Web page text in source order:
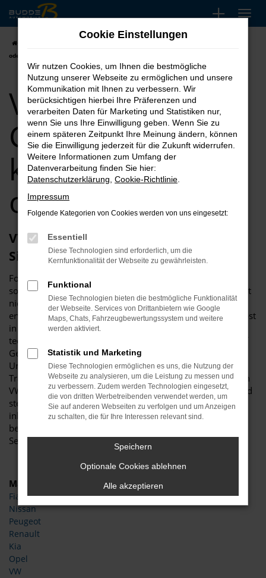
Zum
Hauptinhalt
springen
VW Golf Gebrauchtwagen kaufen, leasen
oder finanzieren
VW Golf
Gebrauchtwagen
kaufen, leasen
oder finanzieren
VW Golf Gebrauchtwagen – vertrauen
Sie einem Traditionsbetrieb
Folgt man den vielen Pannenstatistiken und Testberichten,
so macht man mit einem VW Golf Gebrauchtwagen absolut
nichts falsch. Wie die meisten Modelle dieses Herstellers,
erweist sich auch dieses Fahrzeug als langlebig und ist selbst
in älteren Auflagen auf einem erstaunlich fortschrittlichen
technischen Stand. Wer entsprechend nach einem VW Golf
Gebrauchtwagen Ausschau hält, trifft eine gute Wahl.
Unterstrichen wird dies, wenn Sie sich für einen
Traditionsbetrieb wie den unsrigen entscheiden. Wir bieten
VW Golf Gebrauchtwagen in zahlreichen Ausführungen und
stellen dabei einen einwandfreien Zustand sicher. Als
inhabergeführtes Autohaus existiert Automobile Budde
bereits seit mehr als 25 Jahre und steht seitdem für
Seriosität und eine exzellente Kundenbindung.
Marken
Fiat
Nissan
Peugeot
Renault
Kia
Opel
VW
Cookie Einstellungen
Wir nutzen Cookies, um Ihnen die bestmögliche
Nutzung unserer Webseite zu ermöglichen und unsere
Kommunikation mit Ihnen zu verbessern. Wir
berücksichtigen hierbei Ihre Präferenzen und
verarbeiten Daten für Marketing und Statistiken nur,
wenn Sie uns Ihre Einwilligung geben. Wenn Sie zu
einem späteren Zeitpunkt Ihre Meinung ändern, können
Sie die Einwilligung jederzeit für die Zukunft widerrufen.
Weitere Informationen zum Umfang der
Datenverarbeitung finden Sie hier:
Datenschutzerklärung Cookie-Richtlinie
Impressum
Folgende Kategorien von Cookies werden von uns eingesetzt:
Essentiell
Diese Technologien sind erforderlich, um die
Kernfunktionalität der Webseite zu gewährleisten.
Funktional
Diese Technologien bieten die bestmögliche Funktionalität
der Webseite. Services von Drittanbietern wie Google
Maps, Chats, Fahrzeugbewertungssystem und weitere
werden aktiviert.
Statistik und Marketing
Diese Technologien ermöglichen es uns, die Nutzung der
Webseite zu analysieren, um die Leistung zu messen und
zu verbessern. Zudem werden Technologien eingesetzt,
die von dritten Werbetreibenden verwendet werden, um
Sie auf anderen Webseiten zu verfolgen und um Anzeigen
zu schalten, die für Ihre Interessen relevant sind.
Speichern
Optionale Cookies ablehnen
Alle akzeptieren